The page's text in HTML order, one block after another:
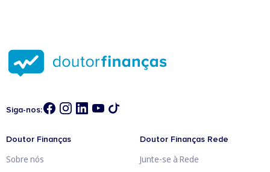
Siga-nos:
Doutor Finanças
Sobre nós
Doutor Finanças Rede
Junte-se à Rede